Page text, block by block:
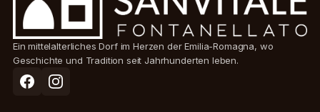
Ein mittelalterliches Dorf im Herzen der Emilia-Romagna, wo
Geschichte und Tradition seit Jahrhunderten leben.